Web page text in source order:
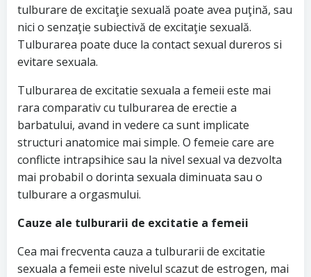
tulburare de excitaţie sexuală poate avea puţină, sau
nici o senzaţie subiectivă de excitaţie sexuală.
Tulburarea poate duce la contact sexual dureros si
evitare sexuala.
Tulburarea de excitatie sexuala a femeii este mai
rara comparativ cu tulburarea de erectie a
barbatului, avand in vedere ca sunt implicate
structuri anatomice mai simple. O femeie care are
conflicte intrapsihice sau la nivel sexual va dezvolta
mai probabil o dorinta sexuala diminuata sau o
tulburare a orgasmului.
Cauze ale tulburarii de excitatie a femeii
Cea mai frecventa cauza a tulburarii de excitatie
sexuala a femeii este nivelul scazut de estrogen, mai